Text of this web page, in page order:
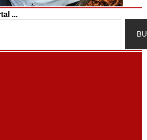
...